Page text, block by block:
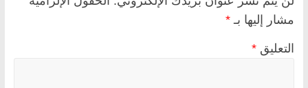
مشار إليها بـ *
التعليق *